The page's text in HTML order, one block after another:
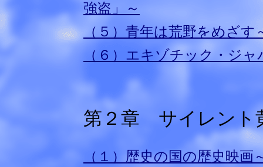
強盗」～
（５）青年は荒野をめざ
（６）エキゾチック・ジ
第２章 サイレント
（１）歴史の国の歴史映